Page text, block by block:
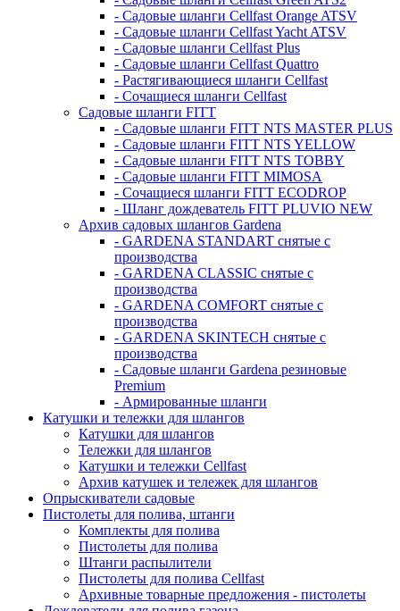
- Садовые шланги Cellfast Orange ATSV
- Садовые шланги Cellfast Yacht ATSV
- Садовые шланги Cellfast Plus
- Садовые шланги Cellfast Quattro
- Растягивающиеся шланги Cellfast
- Сочащиеся шланги Cellfast
Садовые шланги FITT
- Садовые шланги FITT NTS MASTER PLUS
- Садовые шланги FITT NTS YELLOW
- Садовые шланги FITT NTS TOBBY
- Садовые шланги FITT MIMOSA
- Сочащиеся шланги FITT ECODROP
- Шланг дождеватель FITT PLUVIO NEW
Архив садовых шлангов Gardena
- GARDENA STANDART снятые с
производства
- GARDENA CLASSIC снятые с
производства
- GARDENA COMFORT снятые с
производства
- GARDENA SKINTECH снятые с
производства
- Садовые шланги Gardena резиновые
Premium
- Армированные шланги
Катушки и тележки для шлангов
Катушки для шлангов
Тележки для шлангов
Катушки и тележки Cellfast
Архив катушек и тележек для шлангов
Опрыскиватели садовые
Пистолеты для полива, штанги
Комплекты для полива
Пистолеты для полива
Штанги распылители
Пистолеты для полива Cellfast
Архивные товарные предложения - пистолеты